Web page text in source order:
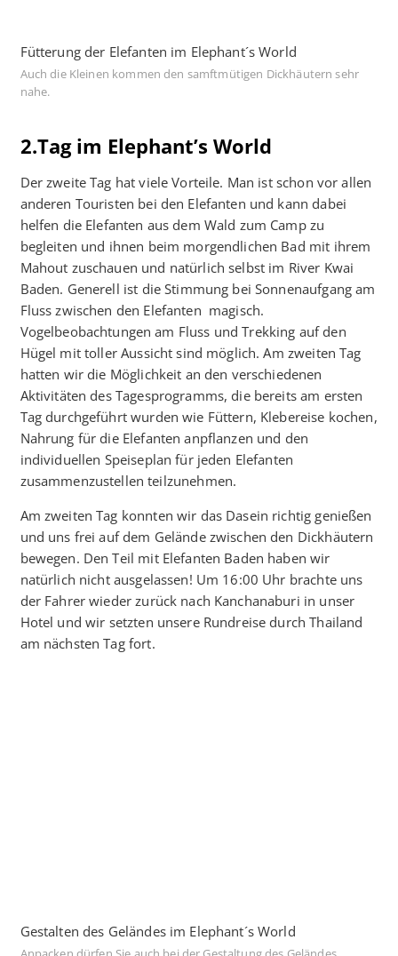
Fütterung der Elefanten im Elephant´s World
Auch die Kleinen kommen den samftmütigen Dickhäutern sehr
nahe.
2.Tag im Elephant’s World
Der zweite Tag hat viele Vorteile. Man ist schon vor allen
anderen Touristen bei den Elefanten und kann dabei
helfen die Elefanten aus dem Wald zum Camp zu
begleiten und ihnen beim morgendlichen Bad mit ihrem
Mahout zuschauen und natürlich selbst im River Kwai
Baden. Generell ist die Stimmung bei Sonnenaufgang am
Fluss zwischen den Elefanten magisch.
Vogelbeobachtungen am Fluss und Trekking auf den
Hügel mit toller Aussicht sind möglich. Am zweiten Tag
hatten wir die Möglichkeit an den verschiedenen
Aktivitäten des Tagesprogramms, die bereits am ersten
Tag durchgeführt wurden wie Füttern, Klebereise kochen,
Nahrung für die Elefanten anpflanzen und den
individuellen Speiseplan für jeden Elefanten
zusammenzustellen teilzunehmen.
Am zweiten Tag konnten wir das Dasein richtig genießen
und uns frei auf dem Gelände zwischen den Dickhäutern
bewegen. Den Teil mit Elefanten Baden haben wir
natürlich nicht ausgelassen! Um 16:00 Uhr brachte uns
der Fahrer wieder zurück nach Kanchanaburi in unser
Hotel und wir setzten unsere Rundreise durch Thailand
am nächsten Tag fort.
Gestalten des Geländes im Elephant´s World